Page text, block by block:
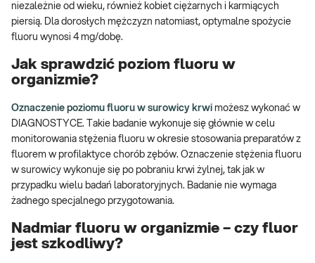
niezależnie od wieku, również kobiet ciężarnych i karmiących
piersią. Dla dorosłych mężczyzn natomiast, optymalne spożycie
fluoru wynosi 4 mg/dobę.
Jak sprawdzić poziom fluoru w
organizmie?
Oznaczenie poziomu fluoru w surowicy krwi możesz wykonać w
DIAGNOSTYCE. Takie badanie wykonuje się głównie w celu
monitorowania stężenia fluoru w okresie stosowania preparatów z
fluorem w profilaktyce chorób zębów. Oznaczenie stężenia fluoru
w surowicy wykonuje się po pobraniu krwi żylnej, tak jak w
przypadku wielu badań laboratoryjnych. Badanie nie wymaga
żadnego specjalnego przygotowania.
Nadmiar fluoru w organizmie – czy fluor
jest szkodliwy?